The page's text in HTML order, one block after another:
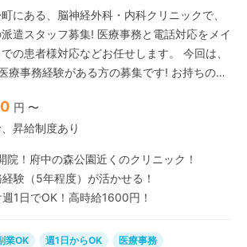
にある、脳神経外科・内科クリニックで、
遣スタッフ募集! 医療事務と電話対応をメイ
患者様対応などお任せします。 今回は、
療事務経験がある方の募集です! お持ちの経
でOKなので、
の方や扶養内でムリなく働きたい方にオス
円 〜
昇給制度あり
！府中の森公園近くのクリニック！
験（5年程度）が活かせる！
1日でOK！高時給1600円！
業OK 週1日からOK
医療事務